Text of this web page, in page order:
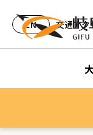
EN 交通アク